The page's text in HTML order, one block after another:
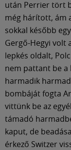
után Perrier tört
még hárított, ám
sokkal később
Gergő-Hegyi volt
lepkés oldalt,
nem pattant be a
harmadik
bombáját fogta
vittünk be az
támadó
kaput, de
érkező Switzer